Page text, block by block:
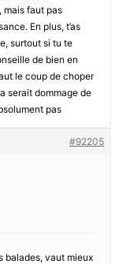
mais faut pas
En plus, t’as
surtout si tu te
de bien en
le coup de choper
serait dommage de
pas
#92205
balades, vaut mieux